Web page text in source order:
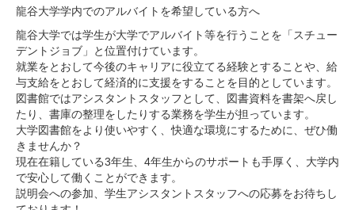
龍谷大学学内でのアルバイトを希望している方へ
龍谷大学では学生が大学でアルバイト等を行うことを「スチュー
デントジョブ」と位置付けています。
就業をとおして今後のキャリアに役立てる経験とすることや、給
与支給をとおして経済的に支援をすることを目的としています。
図書館ではアシスタントスタッフとして、図書資料を書架へ戻し
たり、書庫の整理をしたりする業務を学生が担っています。
大学図書館をより使いやすく、快適な環境にするために、ぜひ働
きませんか？
現在在籍している3年生、4年生からのサポートも手厚く、大学内
で安心して働くことができます。
説明会への参加、学生アシスタントスタッフへの応募をお待ちし